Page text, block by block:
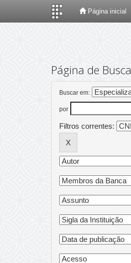
Página inicial
Página de Busca
Buscar em:
por
Filtros correntes: